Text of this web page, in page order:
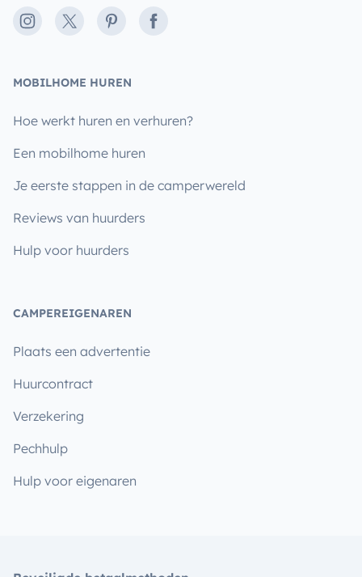
Instagram
X PinterestFacebook
MOBILHOME HUREN
Hoe werkt huren en verhuren?
Een mobilhome huren
Je eerste stappen in de camperwereld
Reviews van huurders
Hulp voor huurders
CAMPEREIGENAREN
Plaats een advertentie
Huurcontract
Verzekering
Pechhulp
Hulp voor eigenaren